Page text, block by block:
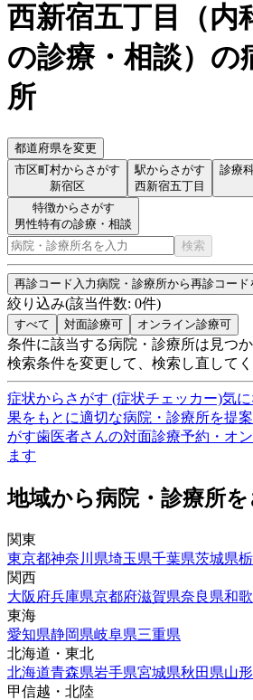
西新宿五丁目 （内
の診療・相談） の
所
都道府県を変更
市区町村からさがす
新宿区
駅からさがす
西新宿五丁目
診療
特徴からさがす
男性特有の診療・相談
検索
再診コード入力病院・診療所から再診コー
絞り込み(該当件数: 0件)
すべて 対面診療可 オンライン診療可
条件に該当する病院・診療所は見つ
検索条件を変更して、検索し直して
症状からさがす (症状チェッカー)気
果をもとに適切な病院・診療所を提
がす歯医者さんの対面診療予約・オ
ます
地域から病院・診療所
関東
東京都神奈川県埼玉県千葉県茨城県
関西
大阪府兵庫県京都府滋賀県奈良県和
東海
愛知県静岡県岐阜県三重県
北海道・東北
北海道青森県岩手県宮城県秋田県山
甲信越・北陸